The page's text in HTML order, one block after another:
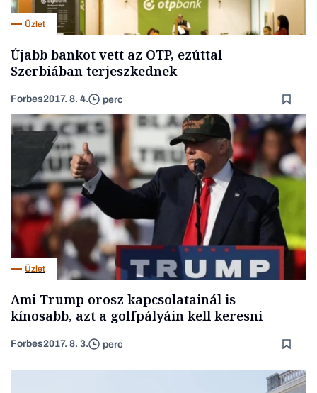
Üzlet
Újabb bankot vett az OTP, ezúttal
Szerbiában terjeszkednek
Forbes2017. 8. 4. perc
Üzlet
Ami Trump orosz kapcsolatainál is
kínosabb, azt a golfpályáin kell keresni
Forbes2017. 8. 3. perc